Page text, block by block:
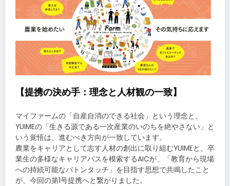
【提携の決め手：理念と人材観の一致】
マイファームの「自産自消のできる社会」という理念と、
YUIMEの「生きる源である一次産業のいのちを絶やさない」と
いう覚悟は、進むべき方向が一致しています。
農業をキャリアとして志す人材の創出に取り組むYUIMEと、卒
業生の多様なキャリアパスを模索するAICが、「教育から現場
への持続可能なバトンタッチ」を目指す思想で共鳴したこと
が、今回の第1号提携へと繋がりました。